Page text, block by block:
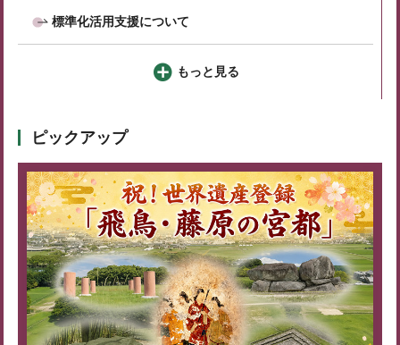
標準化活用支援について
もっと見る
ピックアップ